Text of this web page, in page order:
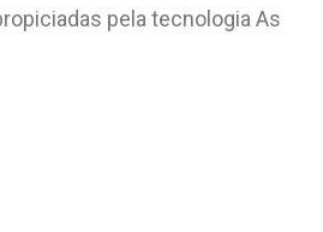
pela tecnologia As